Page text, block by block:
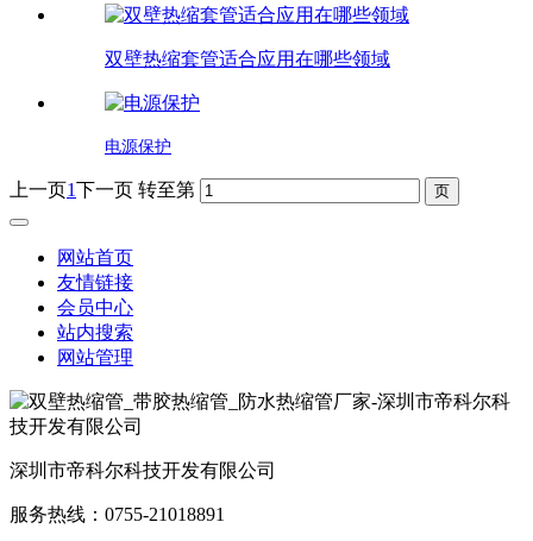
双壁热缩套管适合应用在哪些领域
电源保护
上一页1下一页 转至第
网站首页
友情链接
会员中心
站内搜索
网站管理
深圳市帝科尔科技开发有限公司
服务热线：0755-21018891